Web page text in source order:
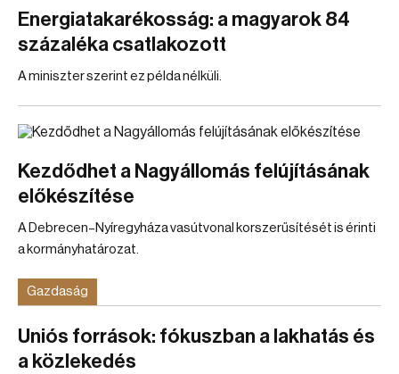
Energiatakarékosság: a magyarok 84
százaléka csatlakozott
A miniszter szerint ez példa nélküli.
Kezdődhet a Nagyállomás felújításának
előkészítése
A Debrecen–Nyíregyháza vasútvonal korszerűsítését is érinti
a kormányhatározat.
Gazdaság
Uniós források: fókuszban a lakhatás és
a közlekedés